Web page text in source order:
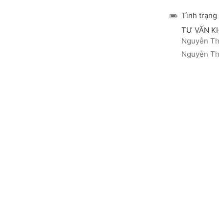
Tình
TƯ VẤN
Nguyễn
Nguyễn